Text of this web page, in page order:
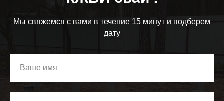
Мы свяжемся с вами в течение 15 минут и подберем
дату